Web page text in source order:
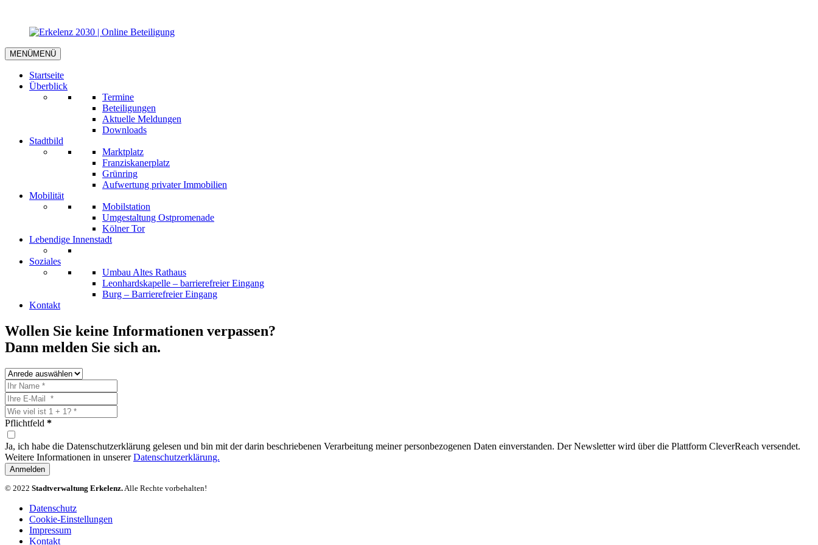
MENÜMENÜ
Startseite
Überblick
Termine
Beteiligungen
Aktuelle Meldungen
Downloads
Stadtbild
Marktplatz
Franziskanerplatz
Grünring
Aufwertung privater Immobilien
Mobilität
Mobilstation
Umgestaltung Ostpromenade
Kölner Tor
Lebendige Innenstadt
Soziales
Umbau Altes Rathaus
Leonhardskapelle – barrierefreier Eingang
Burg – Barrierefreier Eingang
Kontakt
Wollen Sie keine Informationen verpassen?
Dann melden Sie sich an.
Pflichtfeld *
Ja, ich habe die Datenschutzerklärung gelesen und bin mit der darin beschriebenen Verarbeitung meiner personbezogenen Daten einverstanden. Der Newsletter wird über die Plattform CleverReach versendet.
Weitere Informationen in unsererDatenschutzerklärung.
Anmelden
© 2022 Stadtverwaltung Erkelenz.Alle Rechte vorbehalten!
Datenschutz
Cookie-Einstellungen
Impressum
Kontakt